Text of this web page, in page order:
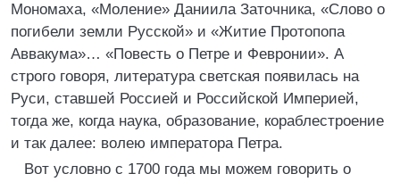
Мономаха, «Моление» Даниила Заточника, «Слово о
погибели земли Русской» и «Житие Протопопа
Аввакума»… «Повесть о Петре и Февронии». А
строго говоря, литература светская появилась на
Руси, ставшей Россией и Российской Империей,
тогда же, когда наука, образование, кораблестроение
и так далее: волею императора Петра.
Вот условно с 1700 года мы можем говорить о